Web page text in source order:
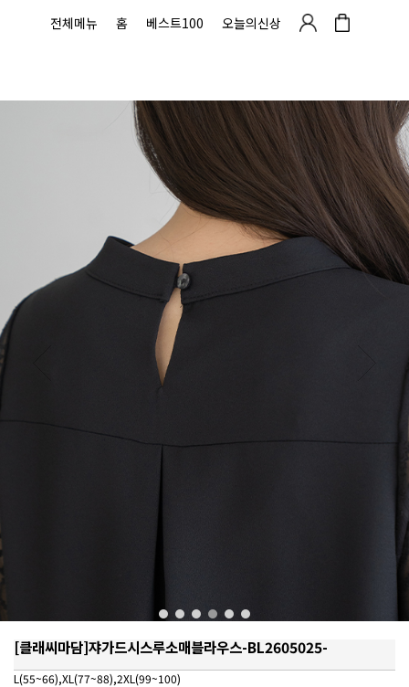
전체메뉴 홈 베스트100 오늘의신상
[클래씨마담]쟈가드시스루소매블라우스-BL2605025-
L(55~66),XL(77~88),2XL(99~100)